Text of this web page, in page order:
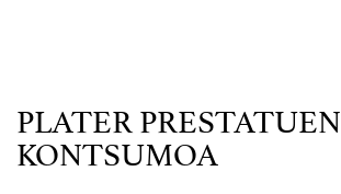
PLATER PRESTATUEN
KONTSUMOA